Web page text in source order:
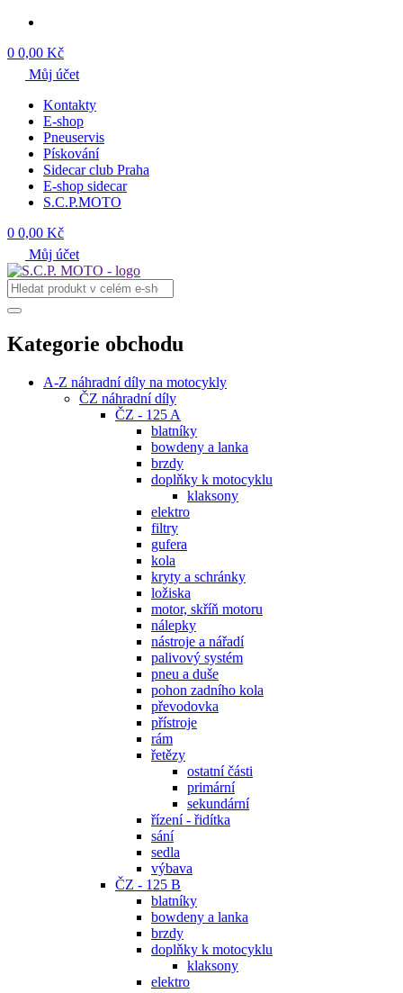
0 0,00 Kč
Můj účet
Kontakty
E-shop
Pneuservis
Pískování
Sidecar club Praha
E-shop sidecar
S.C.P.MOTO
0 0,00 Kč
Můj účet
Kategorie obchodu
A-Z náhradní díly na motocykly
ČZ náhradní díly
ČZ - 125 A
blatníky
bowdeny a lanka
brzdy
doplňky k motocyklu
klaksony
elektro
filtry
gufera
kola
kryty a schránky
ložiska
motor, skříň motoru
nálepky
nástroje a nářadí
palivový systém
pneu a duše
pohon zadního kola
převodovka
přístroje
rám
řetězy
ostatní části
primární
sekundární
řízení - řidítka
sání
sedla
výbava
ČZ - 125 B
blatníky
bowdeny a lanka
brzdy
doplňky k motocyklu
klaksony
elektro